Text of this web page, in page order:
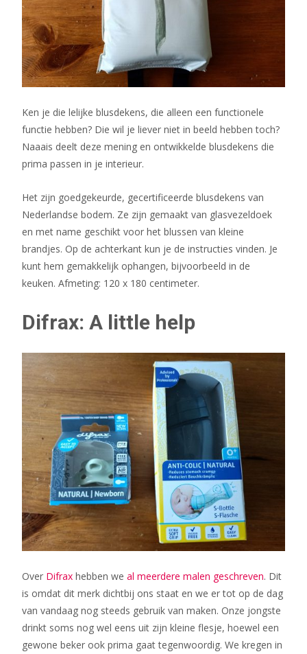
Ken je die lelijke blusdekens, die alleen een functionele
functie hebben? Die wil je liever niet in beeld hebben toch?
Naaais deelt deze mening en ontwikkelde blusdekens die
prima passen in je interieur.
Het zijn goedgekeurde, gecertificeerde blusdekens van
Nederlandse bodem. Ze zijn gemaakt van glasvezeldoek
en met name geschikt voor het blussen van kleine
brandjes. Op de achterkant kun je de instructies vinden. Je
kunt hem gemakkelijk ophangen, bijvoorbeeld in de
keuken. Afmeting: 120 x 180 centimeter.
Difrax: A little help
Over Difrax hebben we al meerdere malen geschreven. Dit
is omdat dit merk dichtbij ons staat en we er tot op de dag
van vandaag nog steeds gebruik van maken. Onze jongste
drinkt soms nog wel eens uit zijn kleine flesje, hoewel een
gewone beker ook prima gaat tegenwoordig. We kregen in